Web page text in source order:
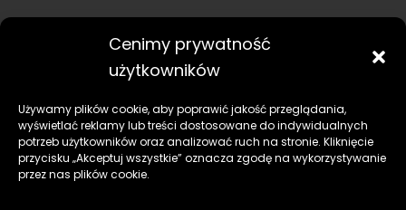
Cenimy prywatność
użytkowników
Używamy plików cookie, aby poprawić jakość przeglądania,
wyświetlać reklamy lub treści dostosowane do indywidualnych
potrzeb użytkowników oraz analizować ruch na stronie. Kliknięcie
przycisku „Akceptuj wszystkie” oznacza zgodę na wykorzystywanie
przez nas plików cookie.
Usługi i wsparcie
Zastosowania